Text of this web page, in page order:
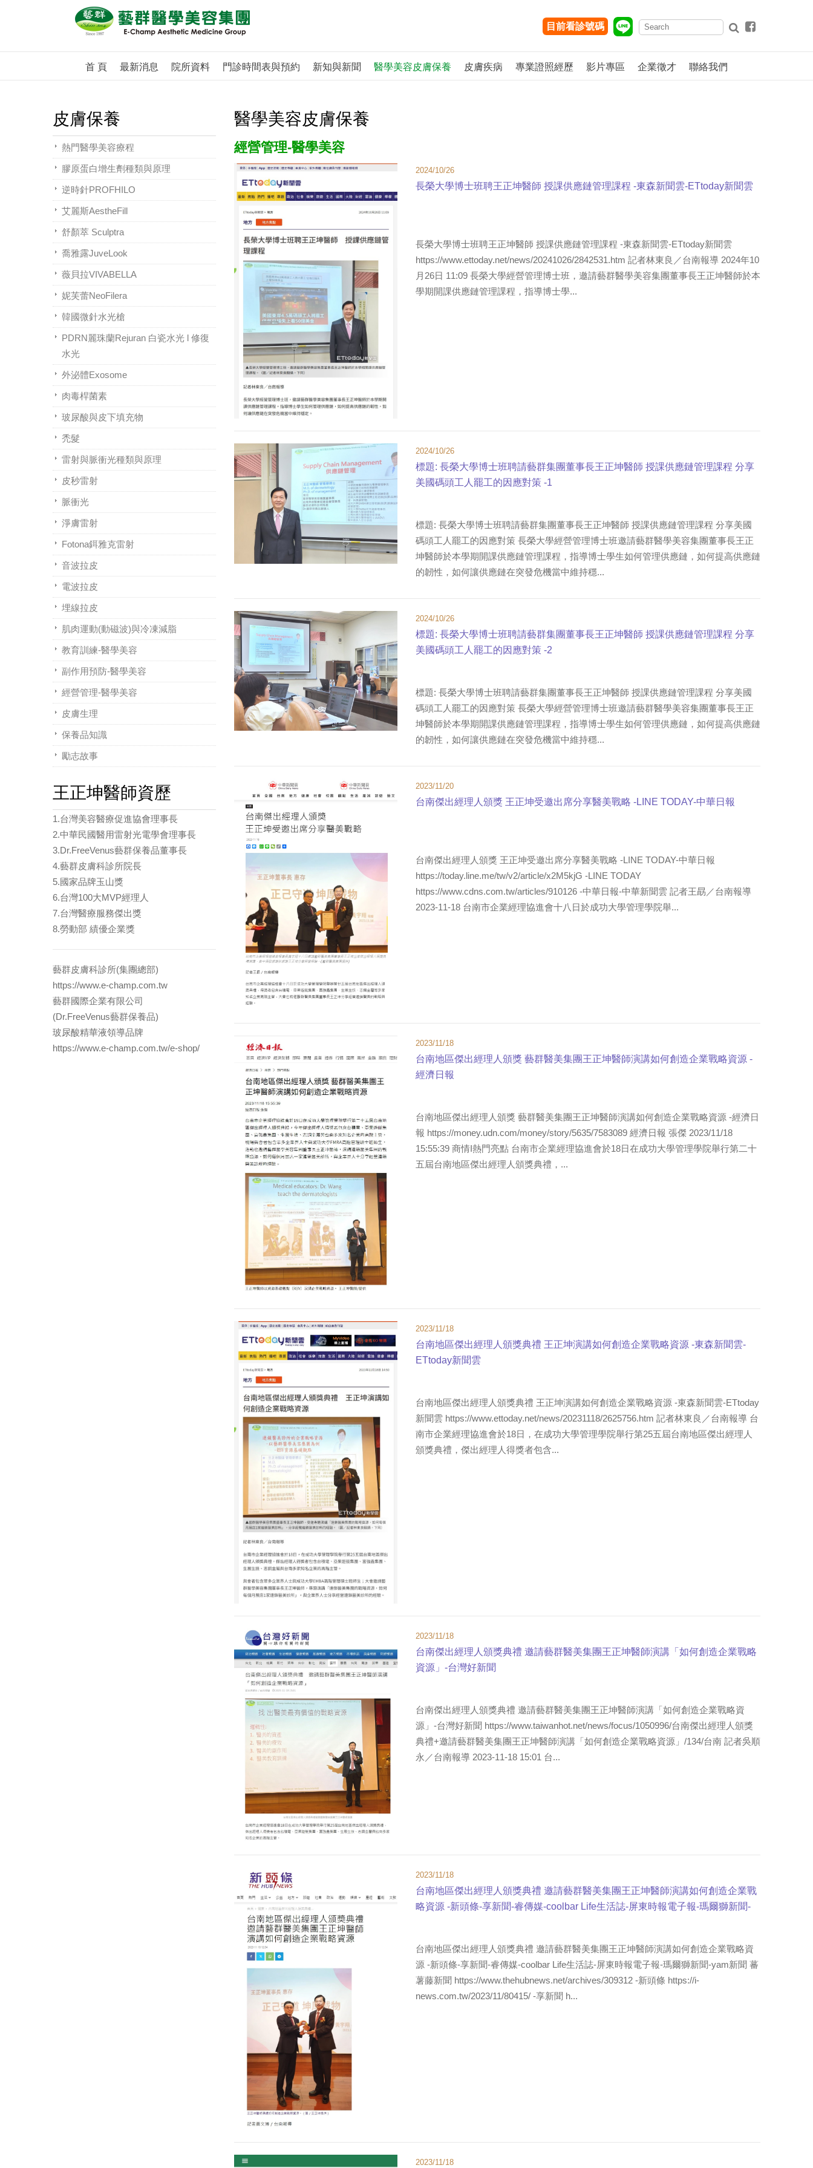
目前看診號碼
首 頁 最新消息 院所資料 門診時間表與預約 新知與新聞 醫學美容皮膚保養 皮膚疾病 專業證照經歷 影片專區 企業徵才 聯絡我們
醫學美容皮膚保養
經營管理-醫學美容
2024/10/26
長榮大學博士班聘王正坤醫師 授課供應鏈管理課程 -東森新聞雲-ETtoday新聞雲
長榮大學博士班聘王正坤醫師 授課供應鏈管理課程 -東森新聞雲-ETtoday新聞雲
https://www.ettoday.net/news/20241026/2842531.htm 記者林東良／台南報導 2024年10
月26日 11:09 長榮大學經營管理博士班，邀請藝群醫學美容集團董事長王正坤醫師於本
學期開課供應鏈管理課程，指導博士學...
2024/10/26
標題: 長榮大學博士班聘請藝群集團董事長王正坤醫師 授課供應鏈管理課程 分享
美國碼頭工人罷工的因應對策 -1
標題: 長榮大學博士班聘請藝群集團董事長王正坤醫師 授課供應鏈管理課程 分享美國
碼頭工人罷工的因應對策 長榮大學經營管理博士班邀請藝群醫學美容集團董事長王正
坤醫師於本學期開課供應鏈管理課程，指導博士學生如何管理供應鏈，如何提高供應鏈
的韌性，如何讓供應鏈在突發危機當中維持穩...
2024/10/26
標題: 長榮大學博士班聘請藝群集團董事長王正坤醫師 授課供應鏈管理課程 分享
美國碼頭工人罷工的因應對策 -2
標題: 長榮大學博士班聘請藝群集團董事長王正坤醫師 授課供應鏈管理課程 分享美國
碼頭工人罷工的因應對策 長榮大學經營管理博士班邀請藝群醫學美容集團董事長王正
坤醫師於本學期開課供應鏈管理課程，指導博士學生如何管理供應鏈，如何提高供應鏈
的韌性，如何讓供應鏈在突發危機當中維持穩...
2023/11/20
台南傑出經理人頒獎 王正坤受邀出席分享醫美戰略 -LINE TODAY-中華日報
台南傑出經理人頒獎 王正坤受邀出席分享醫美戰略 -LINE TODAY-中華日報
https://today.line.me/tw/v2/article/x2M5kjG -LINE TODAY
https://www.cdns.com.tw/articles/910126 -中華日報-中華新聞雲 記者王勗／台南報導
2023-11-18 台南市企業經理協進會十八日於成功大學管理學院舉...
2023/11/18
台南地區傑出經理人頒獎 藝群醫美集團王正坤醫師演講如何創造企業戰略資源 -
經濟日報
台南地區傑出經理人頒獎 藝群醫美集團王正坤醫師演講如何創造企業戰略資源 -經濟日
報 https://money.udn.com/money/story/5635/7583089 經濟日報 張傑 2023/11/18
15:55:39 商情I熱門亮點 台南市企業經理協進會於18日在成功大學管理學院舉行第二十
五屆台南地區傑出經理人頒獎典禮，...
2023/11/18
台南地區傑出經理人頒獎典禮 王正坤演講如何創造企業戰略資源 -東森新聞雲-
ETtoday新聞雲
台南地區傑出經理人頒獎典禮 王正坤演講如何創造企業戰略資源 -東森新聞雲-ETtoday
新聞雲 https://www.ettoday.net/news/20231118/2625756.htm 記者林東良／台南報導 台
南市企業經理協進會於18日，在成功大學管理學院舉行第25五屆台南地區傑出經理人
頒獎典禮，傑出經理人得獎者包含...
2023/11/18
台南傑出經理人頒獎典禮 邀請藝群醫美集團王正坤醫師演講「如何創造企業戰略
資源」-台灣好新聞
台南傑出經理人頒獎典禮 邀請藝群醫美集團王正坤醫師演講「如何創造企業戰略資
源」-台灣好新聞 https://www.taiwanhot.net/news/focus/1050996/台南傑出經理人頒獎
典禮+邀請藝群醫美集團王正坤醫師演講「如何創造企業戰略資源」/134/台南 記者吳順
永／台南報導 2023-11-18 15:01 台...
2023/11/18
台南地區傑出經理人頒獎典禮 邀請藝群醫美集團王正坤醫師演講如何創造企業戰
略資源 -新頭條-享新聞-睿傳媒-coolbar Life生活誌-屏東時報電子報-瑪爾獅新聞-
台南地區傑出經理人頒獎典禮 邀請藝群醫美集團王正坤醫師演講如何創造企業戰略資
源 -新頭條-享新聞-睿傳媒-coolbar Life生活誌-屏東時報電子報-瑪爾獅新聞-yam新聞 蕃
薯藤新聞 https://www.thehubnews.net/archives/309312 -新頭條 https://i-
news.com.tw/2023/11/80415/ -享新聞 h...
2023/11/18
皮膚保養
熱門醫學美容療程
膠原蛋白增生劑種類與原理
逆時針PROFHILO
艾麗斯AestheFill
舒顏萃 Sculptra
喬雅露JuveLook
薇貝拉VIVABELLA
妮芙蕾NeoFilera
韓國微針水光槍
PDRN麗珠蘭Rejuran 白瓷水光 l 修復
水光
外泌體Exosome
肉毒桿菌素
玻尿酸與皮下填充物
禿髮
雷射與脈衝光種類與原理
皮秒雷射
脈衝光
淨膚雷射
Fotona鉺雅克雷射
音波拉皮
電波拉皮
埋線拉皮
肌肉運動(動磁波)與冷凍減脂
教育訓練-醫學美容
副作用預防-醫學美容
經營管理-醫學美容
皮膚生理
保養品知識
勵志故事
王正坤醫師資歷
1.台灣美容醫療促進協會理事長
2.中華民國醫用雷射光電學會理事長
3.Dr.FreeVenus藝群保養品董事長
4.藝群皮膚科診所院長
5.國家品牌玉山獎
6.台灣100大MVP經理人
7.台灣醫療服務傑出獎
8.勞動部 績優企業獎
藝群皮膚科診所(集團總部)
https://www.e-champ.com.tw
藝群國際企業有限公司
(Dr.FreeVenus藝群保養品)
玻尿酸精華液領導品牌
https://www.e-champ.com.tw/e-shop/